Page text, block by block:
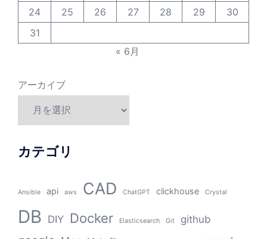
24
25 26 27 28 29
30
31
« 6月
アーカイブ
カテゴリ
Ansible api aws CAD ChatGPT clickhouse Crystal
DB DIY Docker Elasticsearch Git github